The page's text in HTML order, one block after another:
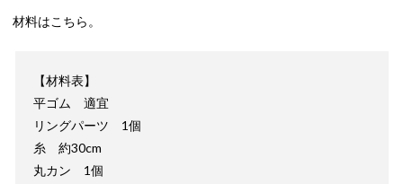
材料はこちら。
【材料表】
平ゴム 適宜
リングパーツ 1個
糸 約30cm
丸カン 1個